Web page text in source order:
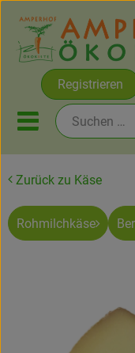
Registrieren
Mobiles
Obst & Gemüse
Zurück zu Käse
Rohmilchkäse